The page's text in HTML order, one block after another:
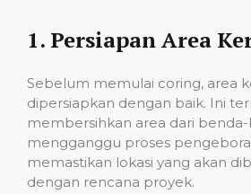
1. Persiapan Area
Sebelum memulai coring, area
dipersiapkan dengan baik. Ini
membersihkan area dari
mengganggu proses
memastikan lokasi yang akan
dengan rencana proyek.